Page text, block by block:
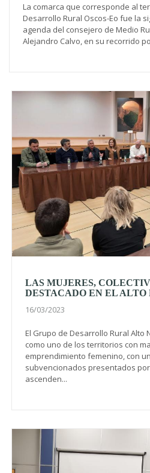
La comarca que corresponde al
Desarrollo Rural Oscos-Eo fue la
agenda del consejero de Medio
Alejandro Calvo, en su recorrido
LAS MUJERES,
DESTACADO EN EL ALTO
16/03/2023
El Grupo de Desarrollo Rural Alto
como uno de los territorios con
emprendimiento femenino, con
subvencionados presentados
ascenden...